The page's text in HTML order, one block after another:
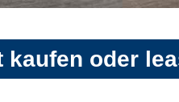
kaufen oder